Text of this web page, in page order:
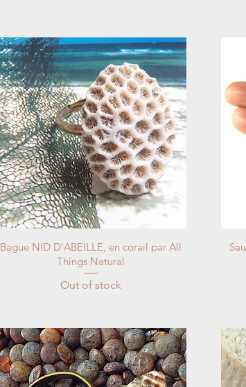
Bague NID D'ABEILLE, en corail par All
Things Natural
Out of stock